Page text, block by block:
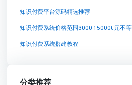
知识付费平台源码精选推荐
知识付费系统价格范围3000-150000元不等
知识付费系统搭建教程
分类推荐